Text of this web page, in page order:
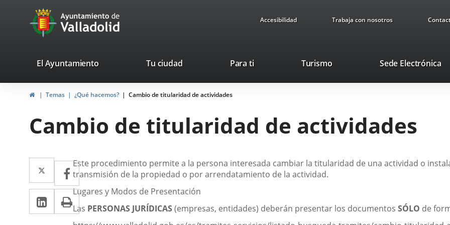
Portal
Web
Ayuntamiento
de
Accesibilidad Trabaja con nosotros
valladolid.es
El Ayuntamiento Tu ciudad Para ti TurismoEste
se
una
ventana
Sede Electrónica
InicioTemas ¿Qué hacemos? Cambio de titularidad de actividades
Cambio de titularidad de actividades
Twitter
Enlace
a
una
aplicación
Facebook
Enlace
a
una
aplicación
LinkedIn
Enlace
a
Imprimir
Descripción
Este procedimiento permite a la persona interesada cambiar la titularidad de una actividad o
transmisión de la propiedad o por arrendatamiento de la actividad.
Lugares y Modos de Presentación
Las PERSONAS JURÍDICAS(empresas, entidades) deberán presentar los documentosSÓLO de